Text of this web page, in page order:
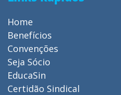
Home
Benefícios
Convenções
Seja Sócio
EducaSin
Certidão Sindical